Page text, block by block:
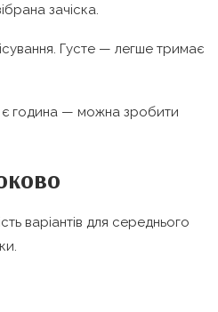
зачіска.
Густе — легше тримає
є година — можна зробити
варіантів для середнього